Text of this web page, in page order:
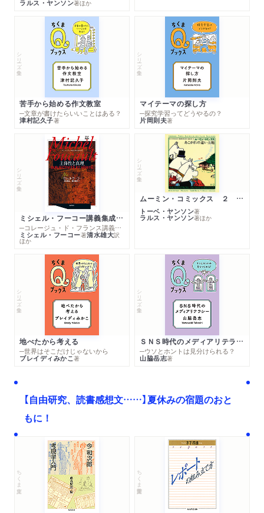
ラルス・ヤンソン著ほか
シリーズ・全集
苦手から始める作文教室
─文章が書けたらいいことはある？
津村記久子著
シリーズ・全集
マイテーマの探し方
─探究学習ってどうやるの？
片岡則夫著
シリーズ・全集
ミシェル・フーコー講義集成１０ 主体性と真理
─コレージュ・ド・フランス講義１９８０－１９８１年度
ミシェル・フーコー著清水雄大訳
ほか
シリーズ・全集
ムーミン・コミックス ２ あこがれの遠い土地
トーベ・ヤンソン著
ラルス・ヤンソン著ほか
シリーズ・全集
地べたから考える
─世界はそこだけじゃないから
ブレイディみかこ著
シリーズ・全集
ＳＮＳ時代のメディアリテラシー
─ウソとホントは見分けられる？
山脇岳志著
【自由研究、読書感想文……】夏休みの宿題のおと
もに！
ちくま文庫 ちくま学芸文庫